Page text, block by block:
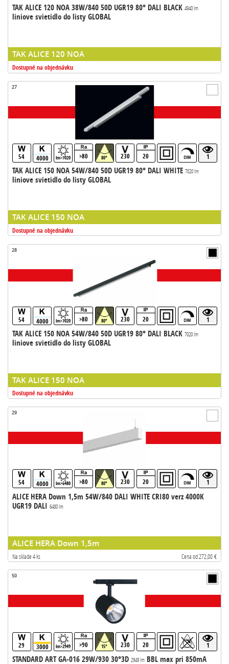
TAK ALICE 120 NOA 38W/840 50D UGR19 80° DALI BLACK 4940 lm
liniove svietidlo do listy GLOBAL
TAK ALICE 120 NOA
Dostupné na objednávku
27
54 4000 lm>7020 >80 80° 230 20 1
TAK ALICE 150 NOA 54W/840 50D UGR19 80° DALI WHITE 7020 lm
liniove svietidlo do listy GLOBAL
TAK ALICE 150 NOA
Dostupné na objednávku
28
54 4000 lm>7020 >80 80° 230 20 1
TAK ALICE 150 NOA 54W/840 50D UGR19 80° DALI BLACK 7020 lm
liniove svietidlo do listy GLOBAL
TAK ALICE 150 NOA
Dostupné na objednávku
29
54 4000 lm>6480 >80 80° 230 20 1
ALICE HERA Down 1,5m 54W/840 DALI WHITE CRI80 verz 4000K
UGR19 DALI 6480 lm
ALICE HERA Down 1,5m
Na sklade 4 ks Cena od 272,00 €
50
29 3000 lm>2949 >90 15° 230 20 1
STANDARD ART GA-016 29W/930 30°3D 2949 lmBBL max pri 850mA